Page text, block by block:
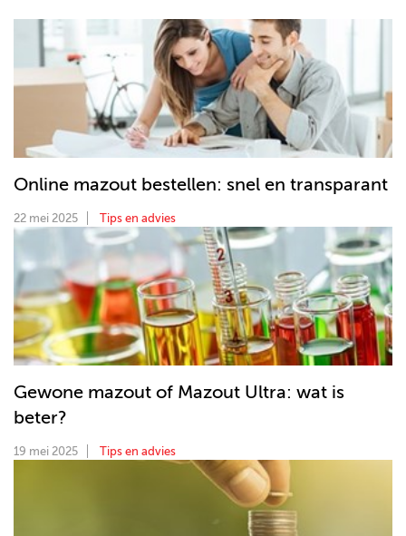
Online mazout bestellen: snel en transparant
22 mei 2025 Tips en advies
Gewone mazout of Mazout Ultra: wat is
beter?
19 mei 2025 Tips en advies